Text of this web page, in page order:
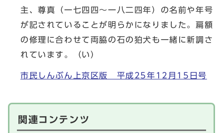
主、尊真（一七四四～一八二四年）の名前や年号
が記されていることが明らかになりました。扁額
の修理に合わせて両脇の石の狛犬も一緒に新調さ
れています。（い）
市民しんぶん上京区版 平成25年12月15日号
関連コンテンツ